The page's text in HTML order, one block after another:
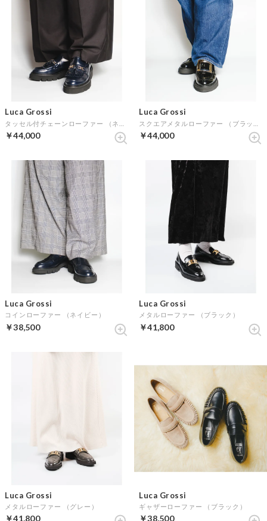
Luca Grossi
￥44,000
Luca Grossi
￥44,000
Luca Grossi
コインローファー （ネイビー）
￥38,500
Luca Grossi
メタルローファー （ブラック）
￥41,800
Luca Grossi
メタルローファー （グレー）
￥41,800
Luca Grossi
ギャザーローファー （ブラック）
￥38,500